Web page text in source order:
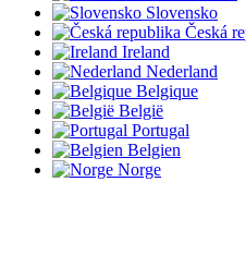
Slovensko
Česká
Ireland
Nederland
Belgique
België
Portugal
Belgien
Norge